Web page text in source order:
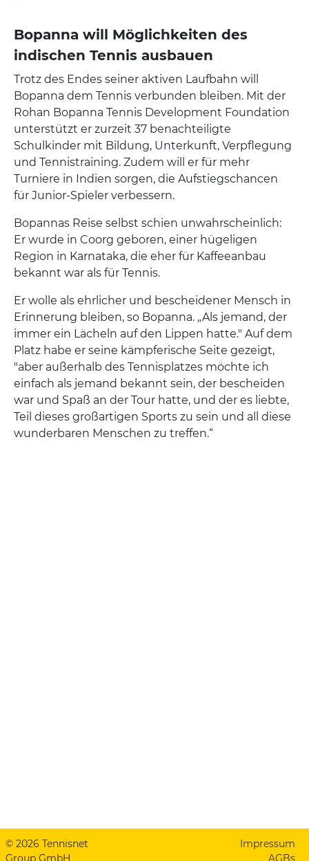
Bopanna will Möglichkeiten des
indischen Tennis ausbauen
Trotz des Endes seiner aktiven Laufbahn will
Bopanna dem Tennis verbunden bleiben. Mit der
Rohan Bopanna Tennis Development Foundation
unterstützt er zurzeit 37 benachteiligte
Schulkinder mit Bildung, Unterkunft, Verpflegung
und Tennistraining. Zudem will er für mehr
Turniere in Indien sorgen, die Aufstiegschancen
für Junior-Spieler verbessern.
Bopannas Reise selbst schien unwahrscheinlich:
Er wurde in Coorg geboren, einer hügeligen
Region in Karnataka, die eher für Kaffeeanbau
bekannt war als für Tennis.
Er wolle als ehrlicher und bescheidener Mensch in
Erinnerung bleiben, so Bopanna. „Als jemand, der
immer ein Lächeln auf den Lippen hatte." Auf dem
Platz habe er seine kämpferische Seite gezeigt,
"aber außerhalb des Tennisplatzes möchte ich
einfach als jemand bekannt sein, der bescheiden
war und Spaß an der Tour hatte, und der es liebte,
Teil dieses großartigen Sports zu sein und all diese
wunderbaren Menschen zu treffen.“
© 2026 Tennisnet
Group GmbH
Impressum
AGBs